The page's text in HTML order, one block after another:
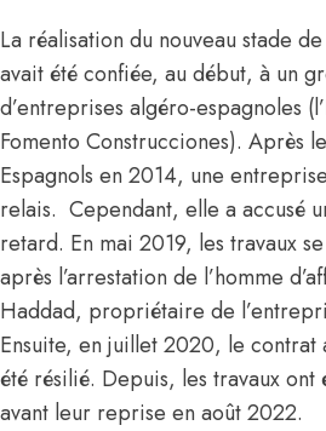
La réalisation du nouveau stade
avait été confiée, au début, à un
d’entreprises algéro-espagnoles
Fomento Construcciones). Après
Espagnols en 2014, une
relais. Cependant, elle a accusé
retard. En mai 2019, les travaux
après l’arrestation de l’homme
Haddad, propriétaire de
Ensuite, en juillet 2020, le contrat
été résilié. Depuis, les travaux ont
avant leur reprise en août 2022.